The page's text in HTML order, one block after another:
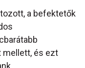
a befektetők
mellett, és ezt